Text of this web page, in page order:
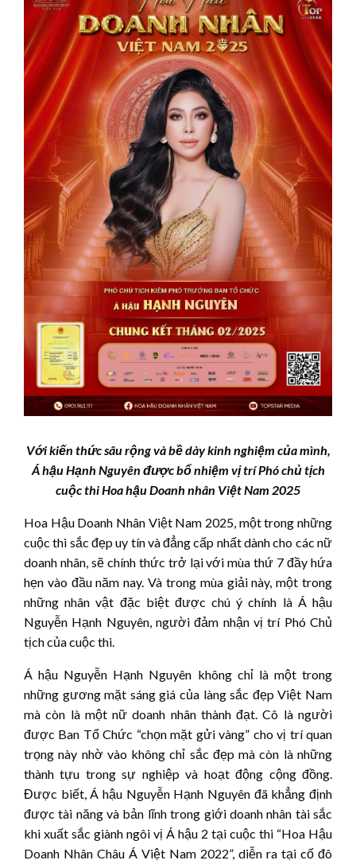
Với kiến thức sâu rộng và bề dày kinh nghiệm của mình,
Á hậu Hạnh Nguyên được bổ nhiệm vị trí Phó chủ tịch
cuộc thi Hoa hậu Doanh nhân Việt Nam 2025
Hoa Hậu Doanh Nhân Việt Nam 2025, một trong những
cuộc thi sắc đẹp uy tín và đẳng cấp nhất dành cho các nữ
doanh nhân, sẽ chính thức trở lại với mùa thứ 7 đầy hứa
hẹn vào đầu năm nay. Và trong mùa giải này, một trong
những nhân vật đặc biệt được chú ý chính là Á hậu
Nguyễn Hạnh Nguyên, người đảm nhận vị trí Phó Chủ
tịch của cuộc thi.
Á hậu Nguyễn Hạnh Nguyên không chỉ là một trong
những gương mặt sáng giá của làng sắc đẹp Việt Nam
mà còn là một nữ doanh nhân thành đạt. Cô là người
được Ban Tổ Chức “chọn mặt gửi vàng” cho vị trí quan
trọng này nhờ vào không chỉ sắc đẹp mà còn là những
thành tựu trong sự nghiệp và hoạt động cộng đồng.
Được biết, Á hậu Nguyễn Hạnh Nguyên đã khẳng định
được tài năng và bản lĩnh trong giới doanh nhân tài sắc
khi xuất sắc giành ngôi vị Á hậu 2 tại cuộc thi “Hoa Hậu
Doanh Nhân Châu Á Việt Nam 2022”, diễn ra tại cố đô